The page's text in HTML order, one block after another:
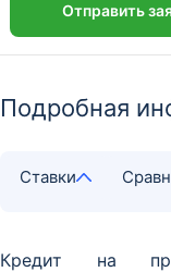
Отправить
Подробная
Ставки
Кредит на